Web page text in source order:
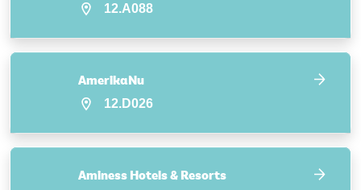
12.A088
AmerikaNu
12.D026
Aminess Hotels & Resorts